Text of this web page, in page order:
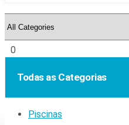
0
Todas as Categorias
Piscinas